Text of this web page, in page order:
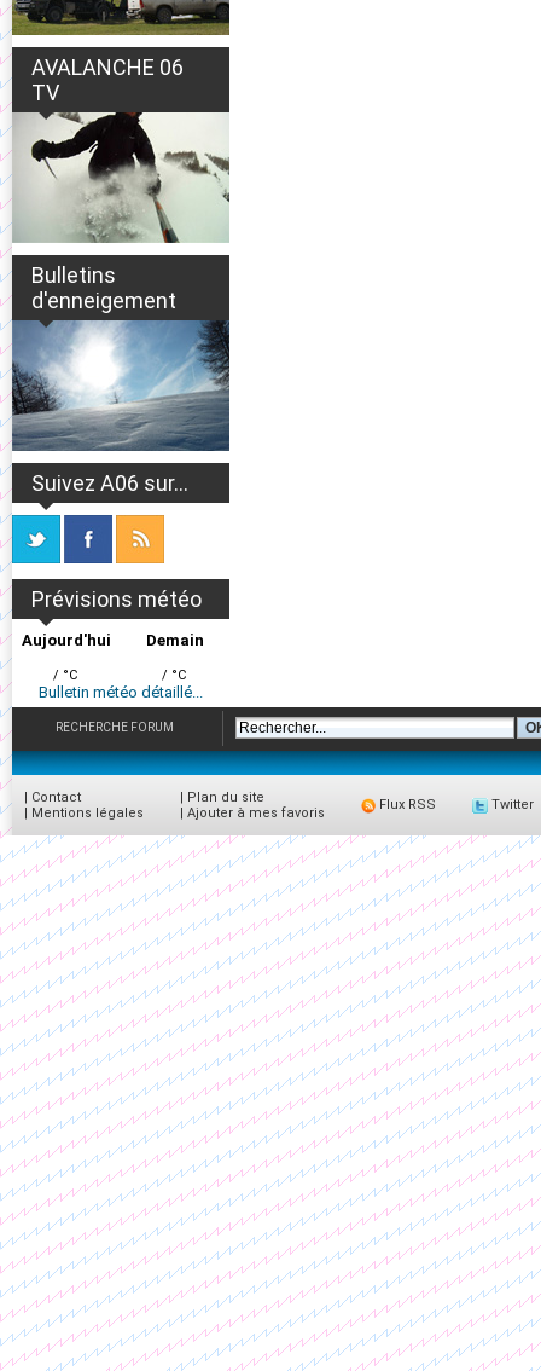
AVALANCHE 06
TV
Bulletins
d'enneigement
Suivez A06 sur...
Prévisions météo
Aujourd'hui
/ °C
Demain
/ °C
Bulletin météo détaillé...
RECHERCHE FORUM
| Contact
| Mentions légales
| Plan du site
| Ajouter à mes favoris
Flux RSS Twitter